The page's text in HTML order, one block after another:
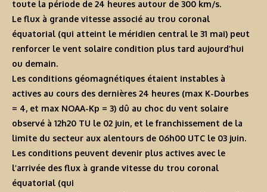
toute la période de 24 heures autour de 300 km/s.
Le flux à grande vitesse associé au trou coronal
équatorial (qui atteint le méridien central le 31 mai) peut
renforcer le vent solaire condition plus tard aujourd’hui
ou demain.
Les conditions géomagnétiques étaient instables à
actives au cours des dernières 24 heures (max K-Dourbes
= 4, et max NOAA-Kp = 3) dû au choc du vent solaire
observé à 12h20 TU le 02 juin, et le franchissement de la
limite du secteur aux alentours de 06h00 UTC le 03 juin.
Les conditions peuvent devenir plus actives avec le
l’arrivée des flux à grande vitesse du trou coronal
équatorial (qui